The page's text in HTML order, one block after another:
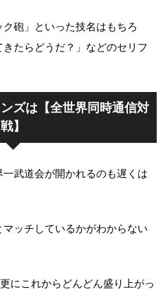
ク砲」といった技名はもちろ
たらどうだ？」などのセリフ
ズは【全世界同時通信対
戦】
武道会が開かれるのも遅くは
ッチしているかがわからない
にこれからどんどん盛り上がっ